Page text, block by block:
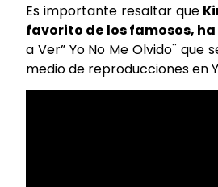
Es importante resaltar que
favorito de los famosos,
a Ver” Yo No Me Olvido¨
medio de reproducciones en